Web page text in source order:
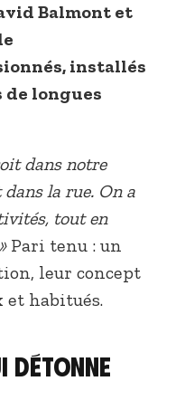
Balmont et
installés
de longues
dans notre
la rue. On a
tout en
Pari tenu : un
leur concept
habitués.
détonne